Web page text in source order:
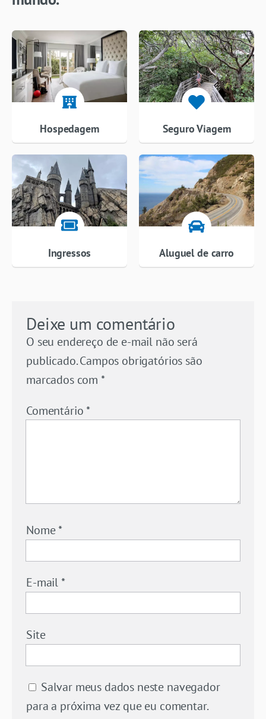
Hospedagem Seguro Viagem
Ingressos Aluguel de carro
Deixe um comentário
O seu endereço de e-mail não será
publicado. Campos obrigatórios são
marcados com *
Comentário*
Nome*
E-mail*
Site
Salvar meus dados neste navegador
para a próxima vez que eu comentar.